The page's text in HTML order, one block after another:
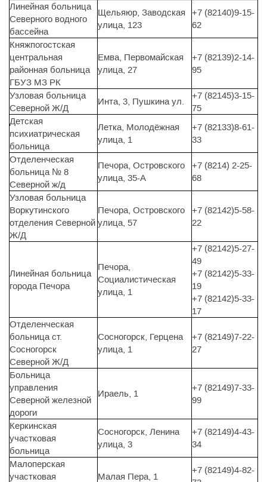
Линейная больница
Северного водного
бассейна
Щельяюр, Заводская
улица, 123
+7 (82140)9-15-
62
Княжпогостская
центральная
районная больница
ГБУЗ МЗ РК
Емва, Первомайская
улица, 27
+7 (82139)2-14-
95
Узловая больница
Северной Ж/Д
Инта, 3, Пушкина ул.
+7 (82145)3-15-
75
Детская
психиатрическая
больница
Летка, Молодёжная
улица, 1
+7 (82133)8-61-
33
Отделенческая
больница № 8
Северной ж/д
Печора, Островского
улица, 35-А
+7 (8214) 2-25-
68
Узловая больница
Воркутинского
отделения Северной
Ж/Д
Печора, Островского
улица, 57
+7 (82142)5-58-
22
Линейная больница
города Печора
Печора,
Социалистическая
улица, 1
+7 (82142)5-27-
49
+7 (82142)5-33-
19
+7 (82142)5-33-
17
Отделенческая
больница ст.
Сосногорск
Северной Ж/Д
Сосногорск, Герцена
улица, 1
+7 (82149)7-22-
27
Больница
управления
Северной железной
дороги
Ираель, 1
+7 (82149)7-33-
99
Керкинская
участковая
больница
Сосногорск, Ленина
улица, 3
+7 (82149)4-43-
34
Малоперская
участковая
Малая Пера, 1
+7 (82149)4-82-